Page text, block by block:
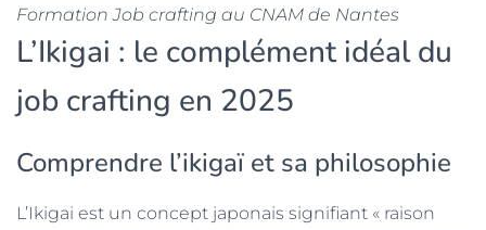
Formation Job crafting au CNAM de Nantes
L’Ikigai : le complément idéal du
job crafting en 2025
Comprendre l’ikigaï et sa philosophie
L’Ikigai est un concept japonais signifiant « raison